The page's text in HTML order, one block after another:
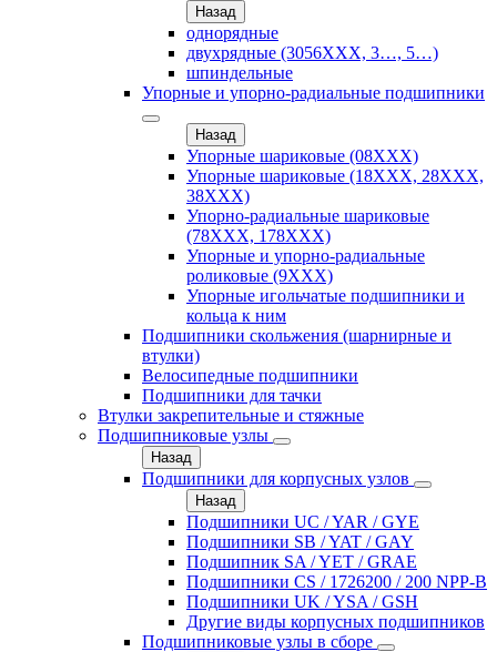
Назад
однорядные
двухрядные (3056ХХХ, 3…, 5…)
шпиндельные
Упорные и упорно-радиальные подшипники
Назад
Упорные шариковые (08XXX)
Упорные шариковые (18XXX, 28XXХ,
38ХХХ)
Упорно-радиальные шариковые
(78XXX, 178ХХХ)
Упорные и упорно-радиальные
роликовые (9ХХХ)
Упорные игольчатые подшипники и
кольца к ним
Подшипники скольжения (шарнирные и
втулки)
Велосипедные подшипники
Подшипники для тачки
Втулки закрепительные и стяжные
Подшипниковые узлы
Назад
Подшипники для корпусных узлов
Назад
Подшипники UC / YAR / GYE
Подшипники SB / YAT / GAY
Подшипник SA / YET / GRAE
Подшипники CS / 1726200 / 200 NPP-B
Подшипники UK / YSA / GSH
Другие виды корпусных подшипников
Подшипниковые узлы в сборе